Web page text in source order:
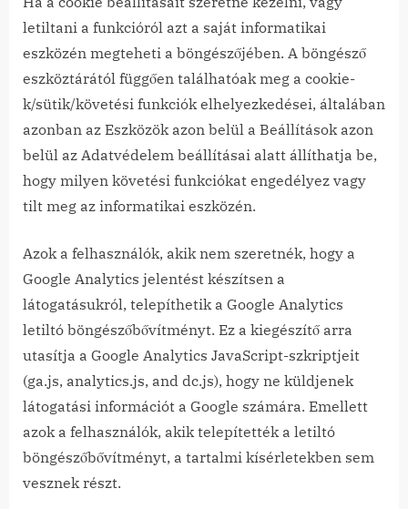
letiltani a funkcióról azt a saját informatikai
eszközén megteheti a böngészőjében. A böngésző
eszköztárától függően találhatóak meg a cookie-
k/sütik/követési funkciók elhelyezkedései, általában
azonban az Eszközök azon belül a Beállítások azon
belül az Adatvédelem beállításai alatt állíthatja be,
hogy milyen követési funkciókat engedélyez vagy
tilt meg az informatikai eszközén.
Azok a felhasználók, akik nem szeretnék, hogy a
Google Analytics jelentést készítsen a
látogatásukról, telepíthetik a Google Analytics
letiltó böngészőbővítményt. Ez a kiegészítő arra
utasítja a Google Analytics JavaScript-szkriptjeit
(ga.js, analytics.js, and dc.js), hogy ne küldjenek
látogatási információt a Google számára. Emellett
azok a felhasználók, akik telepítették a letiltó
böngészőbővítményt, a tartalmi kísérletekben sem
vesznek részt.